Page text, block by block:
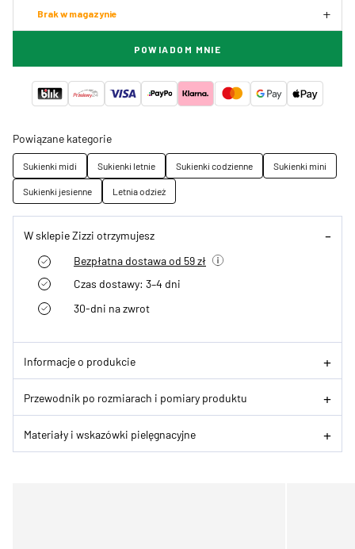
Brak w magazynie
POWIADOM MNIE
Powiązane kategorie
Sukienki midi Sukienki letnie Sukienki codzienne
Sukienki mini
Sukienki jesienne
Letnia odzież
W sklepie Zizzi otrzymujesz
Bezpłatna dostawa od 59 zł
Czas dostawy: 3–4 dni
30-dni na zwrot
Informacje o produkcie
Przewodnik po rozmiarach i pomiary produktu
Materiały i wskazówki pielęgnacyjne